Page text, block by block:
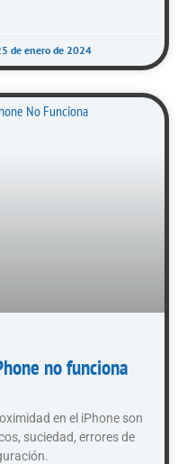
de enero de 2024
no funciona
en el iPhone son
suciedad, errores de